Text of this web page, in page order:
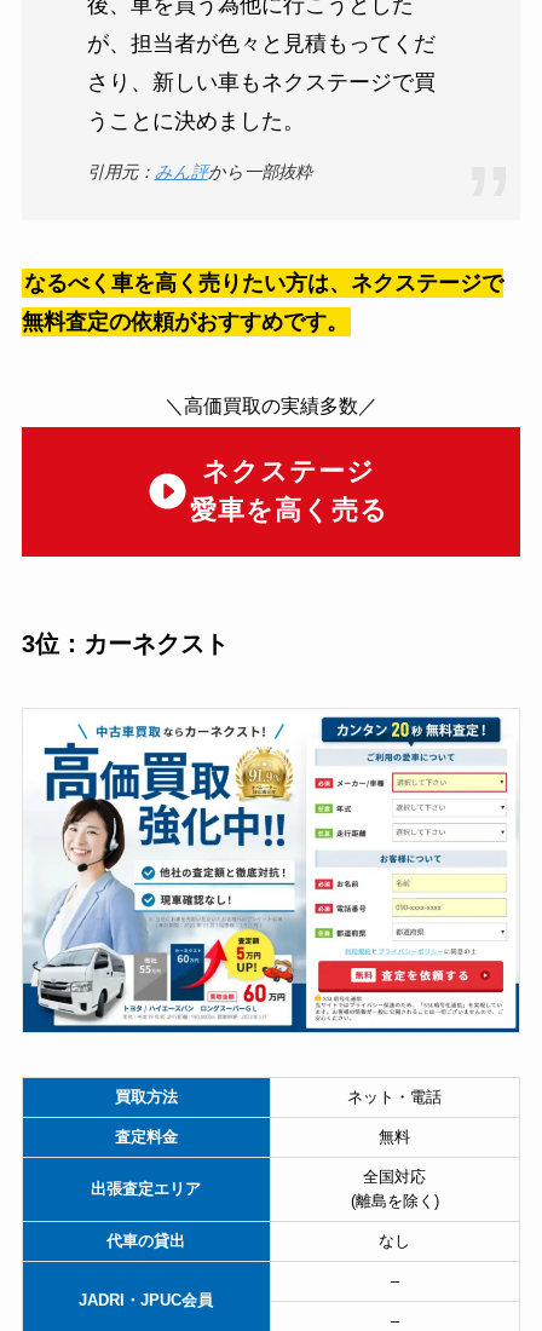
が、担当者が色々と見積もってくだ
さり、新しい車もネクステージで買
うことに決めました。
引用元： みん評から一部抜粋
なるべく車を高く売りたい方は、ネクステージで
無料査定の依頼がおすすめです。
＼高価買取の実績多数／
ネクステージ
愛車を高く売る
3位：カーネクスト
買取方法 ネット・電話
査定料金 無料
出張査定エリア
全国対応
(離島を除く)
代車の貸出 なし
JADRI・JPUC会員
–
–